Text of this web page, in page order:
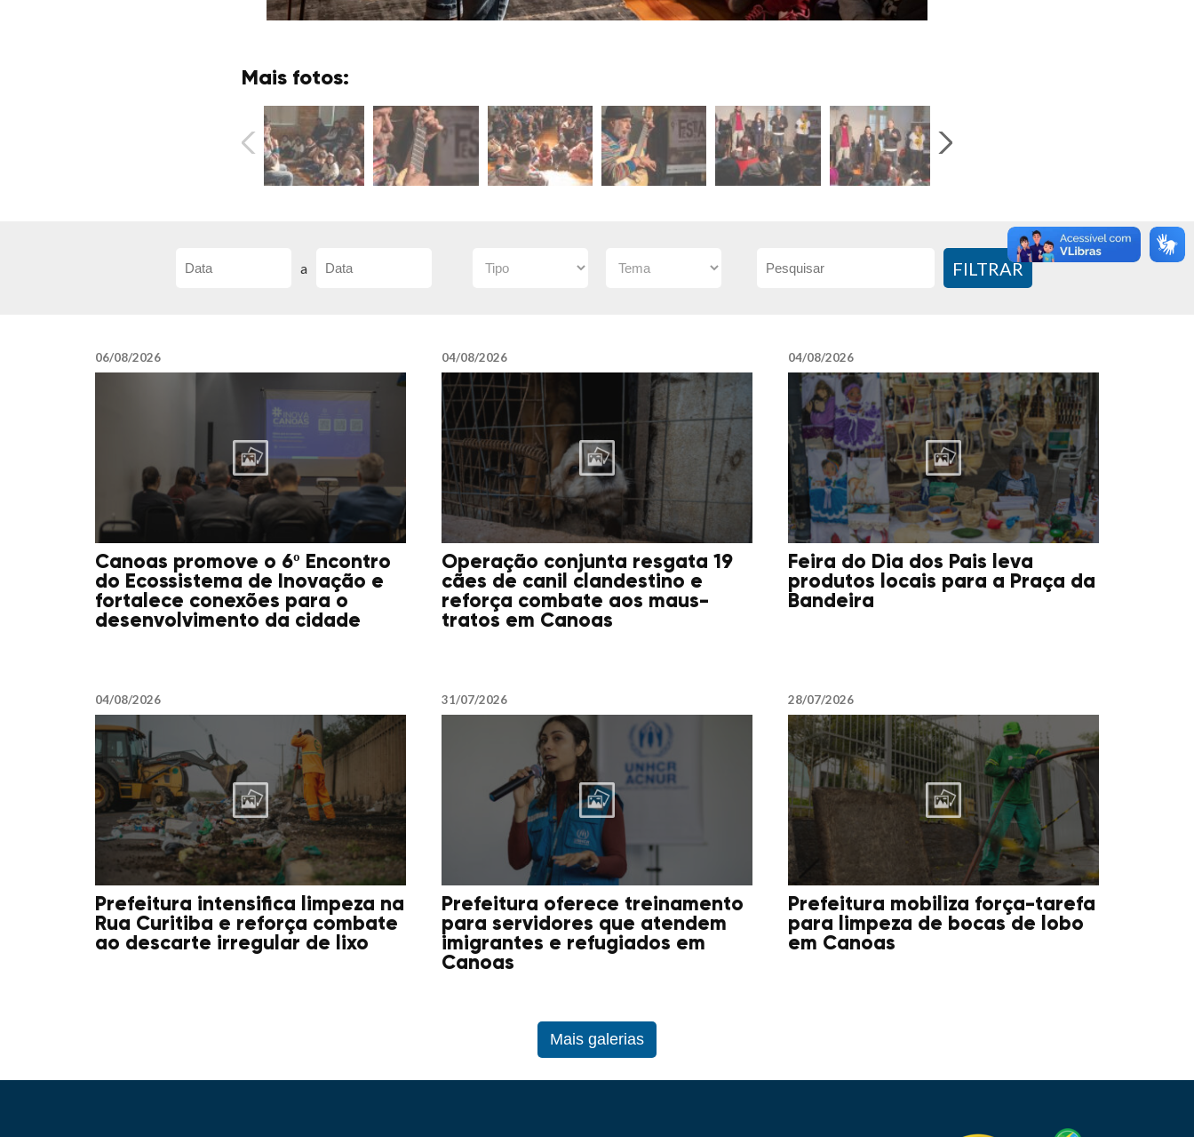
Mais fotos:
a FILTRAR
06/08/2026
Canoas promove o 6º Encontro
do Ecossistema de Inovação e
fortalece conexões para o
desenvolvimento da cidade
04/08/2026
Operação conjunta resgata 19
cães de canil clandestino e
reforça combate aos maus-
tratos em Canoas
04/08/2026
Feira do Dia dos Pais leva
produtos locais para a Praça da
Bandeira
04/08/2026
Prefeitura intensifica limpeza na
Rua Curitiba e reforça combate
ao descarte irregular de lixo
31/07/2026
Prefeitura oferece treinamento
para servidores que atendem
imigrantes e refugiados em
Canoas
28/07/2026
Prefeitura mobiliza força-tarefa
para limpeza de bocas de lobo
em Canoas
Mais galerias